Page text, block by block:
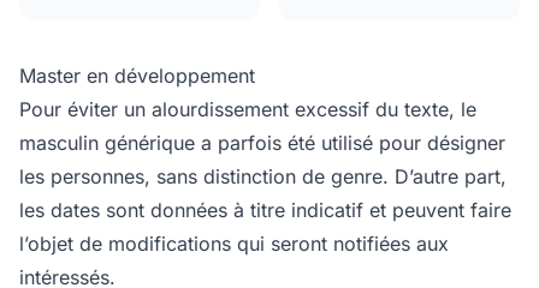
Master en développement
Pour éviter un alourdissement excessif du texte, le
masculin générique a parfois été utilisé pour désigner
les personnes, sans distinction de genre. D’autre part,
les dates sont données à titre indicatif et peuvent faire
l’objet de modifications qui seront notifiées aux
intéressés.